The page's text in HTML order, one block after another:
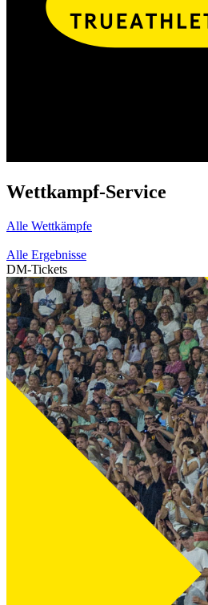
Wettkampf-Service
Alle Wettkämpfe
Alle Ergebnisse
DM-Tickets